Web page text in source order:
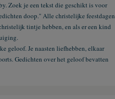
Zoek je een tekst die geschikt is voor
doop." Alle christelijke feestdagen
tintje hebben, en als er een kind
geloof. Je naasten liefhebben, elkaar
Gedichten over het geloof bevatten